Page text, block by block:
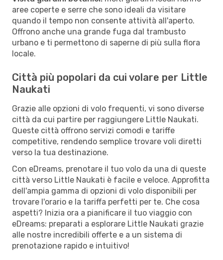
aree coperte e serre che sono ideali da visitare
quando il tempo non consente attività all'aperto.
Offrono anche una grande fuga dal trambusto
urbano e ti permettono di saperne di più sulla flora
locale.
Città più popolari da cui volare per Little
Naukati
Grazie alle opzioni di volo frequenti, vi sono diverse
città da cui partire per raggiungere Little Naukati.
Queste città offrono servizi comodi e tariffe
competitive, rendendo semplice trovare voli diretti
verso la tua destinazione.
Con eDreams, prenotare il tuo volo da una di queste
città verso Little Naukati è facile e veloce. Approfitta
dell'ampia gamma di opzioni di volo disponibili per
trovare l'orario e la tariffa perfetti per te. Che cosa
aspetti? Inizia ora a pianificare il tuo viaggio con
eDreams: preparati a esplorare Little Naukati grazie
alle nostre incredibili offerte e a un sistema di
prenotazione rapido e intuitivo!